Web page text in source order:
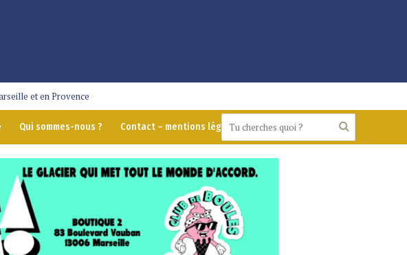
et en Provence
Qui sommes-nous ? Contact – mentions légales